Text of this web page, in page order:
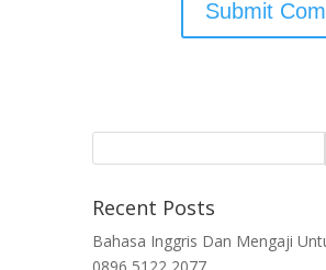
Recent Posts
Bahasa Inggris Dan Mengaji
0896 5122 2077